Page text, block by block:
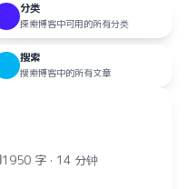
分类
探索博客中可用的所有分类
搜索
搜索博客中的所有文章
1950 字 · 14 分钟